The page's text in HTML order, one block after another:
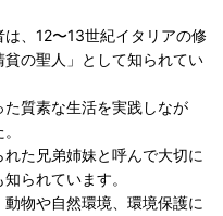
、12〜13世紀イタリアの修
の聖人」として知られてい
質素な生活を実践しなが
た兄弟姉妹と呼んで大切に
られています。
物や自然環境、環境保護に